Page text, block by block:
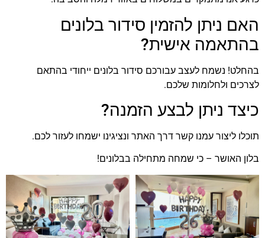
האם ניתן להזמין סידור בלונים
בהתאמה אישית?
בהחלט! נשמח לעצב עבורכם סידור בלונים ייחודי בהתאם
לצרכים ולחלומות שלכם.
כיצד ניתן לבצע הזמנה?
תוכלו ליצור עמנו קשר דרך האתר ונציגינו ישמחו לעזור לכם.
בלון האושר – כי שמחה מתחילה בבלונים!